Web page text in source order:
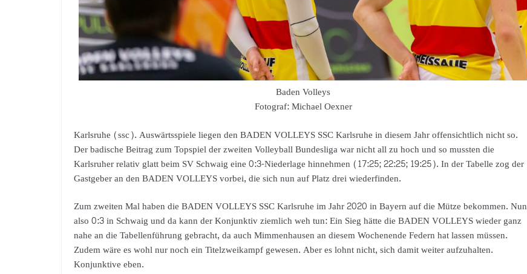
Baden Volleys
Fotograf: Michael Oexner
Karlsruhe (ssc). Auswärtsspiele liegen den BADEN VOLLEYS SSC Karlsruhe in diesem Jahr offensichtlich nicht so.
Der badische Beitrag zum Topspiel der zweiten Volleyball Bundesliga war nicht all zu hoch und so mussten die
Karlsruher relativ glatt beim SV Schwaig eine 0:3-Niederlage hinnehmen (17:25; 22:25; 19:25). In der Tabelle zog der
Gastgeber an den BADEN VOLLEYS vorbei, die sich nun auf Platz drei wiederfinden.
Zum zweiten Mal haben die BADEN VOLLEYS SSC Karlsruhe im Jahr 2020 in Bayern auf die Mütze bekommen. Nun
also 0:3 in Schwaig und da kann der Konjunktiv ziemlich weh tun: Ein Sieg hätte die BADEN VOLLEYS wieder ganz
nahe an die Tabellenführung gebracht, da auch Mimmenhausen an diesem Wochenende Federn hat lassen müssen.
Zudem wäre es wohl nur noch ein Titelzweikampf gewesen. Aber es lohnt nicht, sich damit weiter aufzuhalten.
Konjunktive eben.